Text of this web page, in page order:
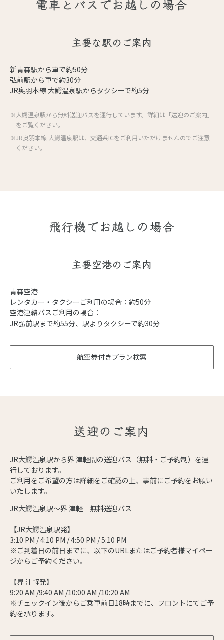
電車とバスでお越しの場合
主要な駅のご案内
新青森駅から車で約50分
弘前駅から車で約30分
JR奥羽本線 大鰐温泉駅からタクシーで約5分
※大鰐温泉駅から無料送迎バスを運行しています。詳細は「送迎のご案内」
をご覧ください。
※JR奥羽本線 大鰐温泉駅は、交通系ICをご利用いただけませんのでご注意
ください。
飛行機でお越しの場合
主要空港のご案内
青森空港
レンタカー・タクシーご利用の場合：約50分
空港連絡バスご利用の場合：
JR弘前駅まで約55分、駅よりタクシーで約30分
航空券付きプラン検索
送迎のご案内
JR大鰐温泉駅から界 津軽間の送迎バス（無料・ご予約制）を運
行しております。
ご利用をご希望の方は詳細をご確認の上、事前にご予約をお願い
いたします。
JR大鰐温泉駅～界 津軽 無料送迎バス
【JR大鰐温泉駅発】
3:10 PM / 4:10 PM / 4:50 PM / 5:10 PM
※ご到着日の前日までに、以下のURLまたはご予約者様マイペー
ジからご予約ください。
【界 津軽発】
9:20 AM /9:40 AM /10:00 AM /10:20 AM
※チェックイン後からご乗車前日18時までに、フロントにてご予
約を承ります。